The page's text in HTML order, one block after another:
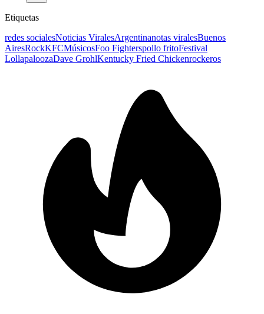
Etiquetas
redes socialesNoticias ViralesArgentinanotas viralesBuenos
AiresRockKFCMúsicosFoo Fighterspollo fritoFestival
LollapaloozaDave GrohlKentucky Fried Chickenrockeros